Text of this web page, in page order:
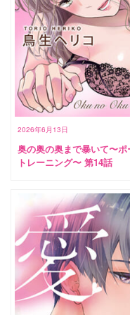
2026年6月13日
奥の奥の奥まで暴いて〜
トレーニング〜 第14話